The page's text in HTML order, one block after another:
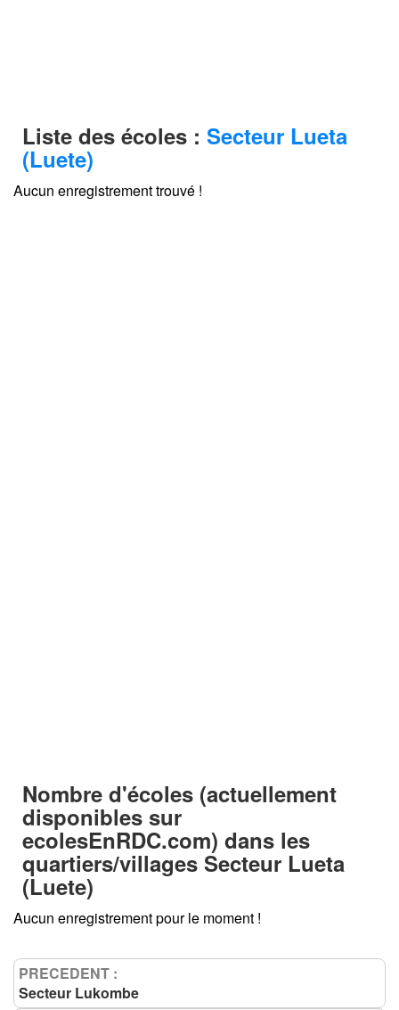
Liste des écoles : Secteur Lueta
(Luete)
Aucun enregistrement trouvé !
Nombre d'écoles (actuellement
disponibles sur
ecolesEnRDC.com) dans les
quartiers/villages Secteur Lueta
(Luete)
Aucun enregistrement pour le moment !
PRECEDENT :
Secteur Lukombe